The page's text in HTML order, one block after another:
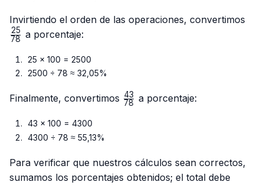
Invirtiendo el orden de las operaciones, convertimos
78
25 a porcentaje:
25 × 100 = 2500
2500 ÷ 78 ≈ 32,05%
Finalmente, convertimos \frac{43}
78
43 a porcentaje:
43 × 100 = 4300
4300 ÷ 78 ≈ 55,13%
Para verificar que nuestros cálculos sean correctos,
sumamos los porcentajes obtenidos; el total debe